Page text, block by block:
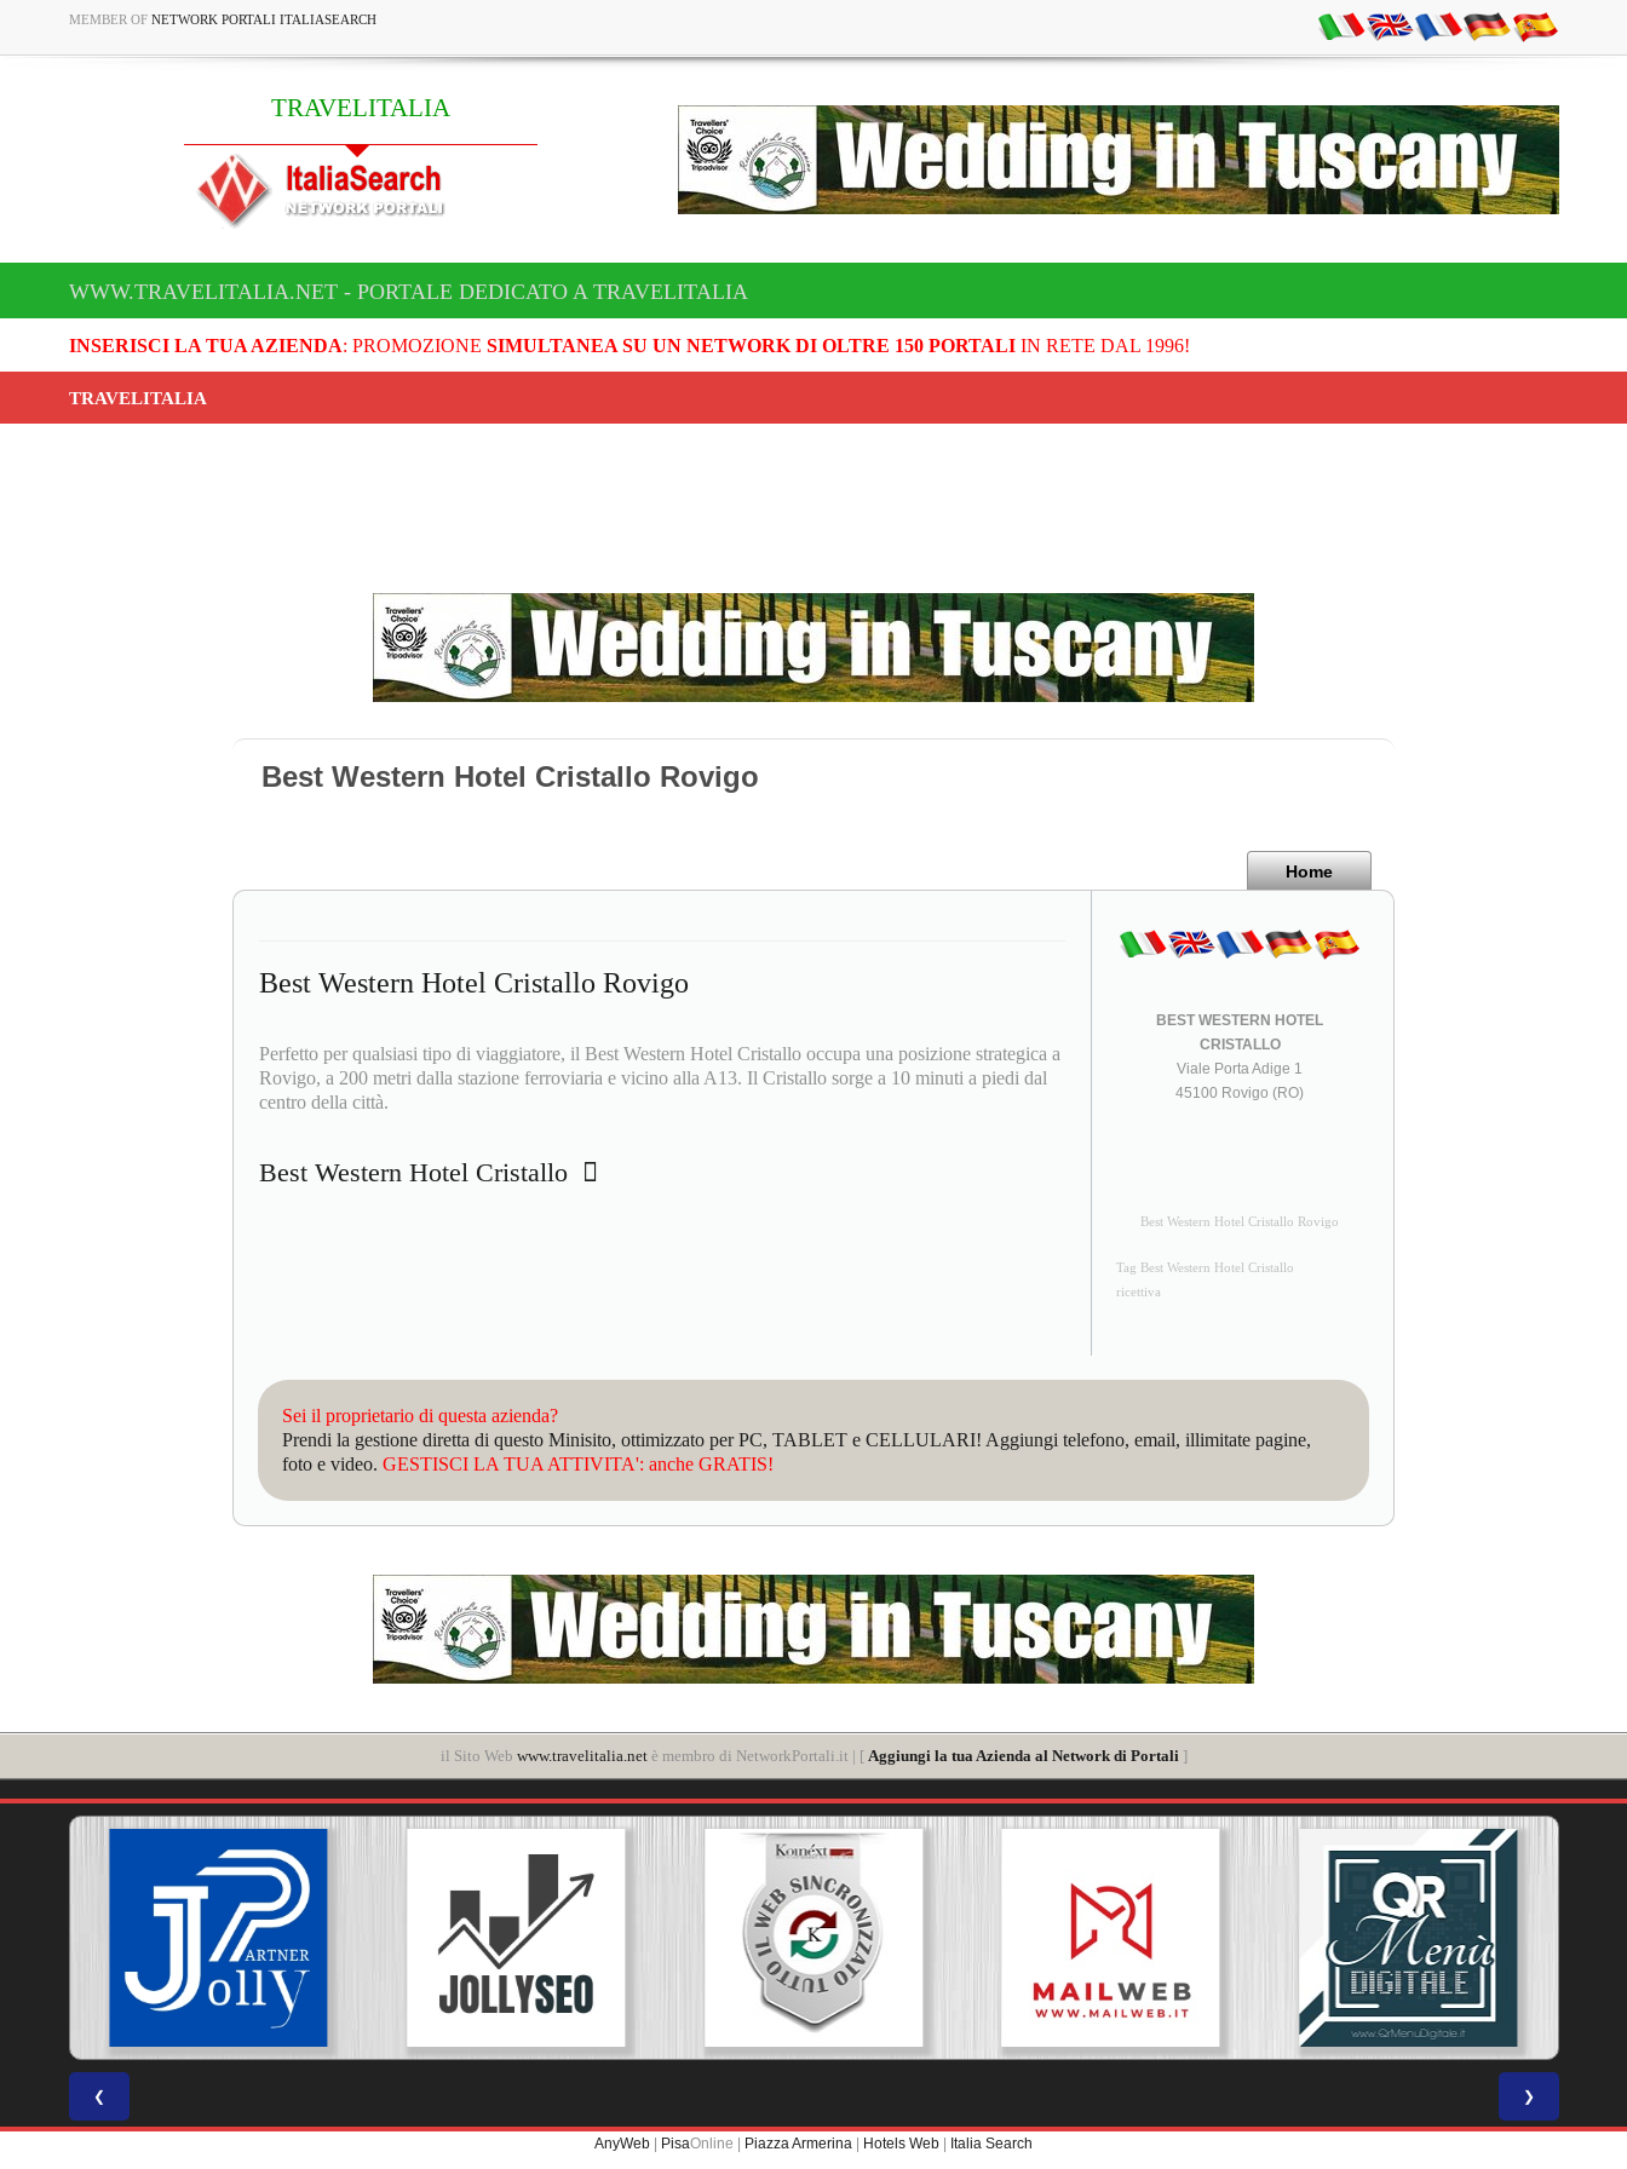
MEMBER OF NETWORK PORTALI ITALIASEARCH
TRAVELITALIA
WWW.TRAVELITALIA.NET - PORTALE DEDICATO A TRAVELITALIA
INSERISCI LA TUA AZIENDA: PROMOZIONE SIMULTANEA SU UN NETWORK DI OLTRE 150 PORTALIIN RETE DAL 1996!
TRAVELITALIA
Best Western Hotel Cristallo Rovigo
Home
Best Western Hotel Cristallo Rovigo
Perfetto per qualsiasi tipo di viaggiatore, il Best Western Hotel Cristallo occupa una posizione strategica a
Rovigo, a 200 metri dalla stazione ferroviaria e vicino alla A13. Il Cristallo sorge a 10 minuti a piedi dal
centro della città.
Best Western Hotel Cristallo
BEST WESTERN HOTEL
CRISTALLO
Viale Porta Adige 1
45100 Rovigo (RO)
Best Western Hotel Cristallo Rovigo
Tag Best Western Hotel Cristallo
ricettiva
Sei il proprietario di questa azienda?
Prendi la gestione diretta di questo Minisito, ottimizzato per PC, TABLET e CELLULARI! Aggiungi telefono, email, illimitate pagine,
foto e video. GESTISCI LA TUA ATTIVITA': anche GRATIS!
il Sito Web www.travelitalia.netè membro di NetworkPortali.it | [ Aggiungi la tua Azienda al Network di Portali ]
❮ ❯
AnyWeb | PisaOnline | Piazza Armerina | Hotels Web | Italia Search